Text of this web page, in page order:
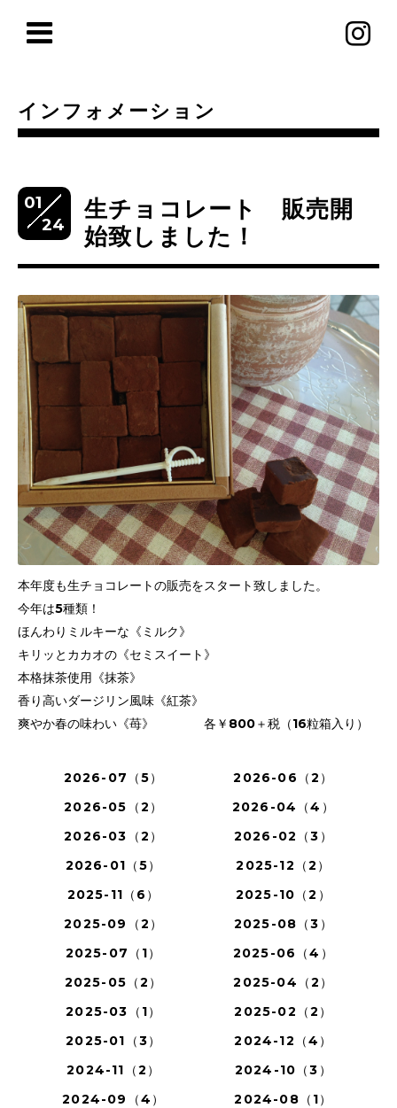
インフォメーション
01
24
生チョコレート 販売開
始致しました！
本年度も生チョコレートの販売をスタート致しました。
今年は5種類！
ほんわりミルキーな《ミルク》
キリッとカカオの《セミスイート》
本格抹茶使用《抹茶》
香り高いダージリン風味《紅茶》
爽やか春の味わい《苺》 各￥800＋税（16粒箱入り）
2026-07（5）
2026-06（2）
2026-05（2）
2026-04（4）
2026-03（2）
2026-02（3）
2026-01（5）
2025-12（2）
2025-11（6）
2025-10（2）
2025-09（2）
2025-08（3）
2025-07（1）
2025-06（4）
2025-05（2）
2025-04（2）
2025-03（1）
2025-02（2）
2025-01（3）
2024-12（4）
2024-11（2）
2024-10（3）
2024-09（4）
2024-08（1）